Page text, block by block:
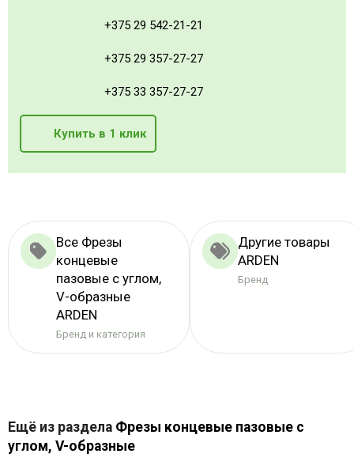
+375 29 542-21-21
+375 29 357-27-27
+375 33 357-27-27
Купить в 1 клик
Все Фрезы
концевые
пазовые с углом,
V-образные
ARDEN
Бренд и категория
Другие товары
ARDEN
Бренд
Ещё из раздела Фрезы концевые пазовые с
углом, V-образные